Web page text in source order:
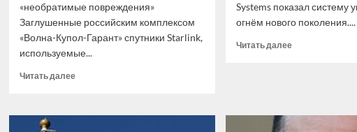
«необратимые повреждения»
Заглушенные российским комплексом
«Волна-Купол-Гарант» спутники Starlink,
используемые...
Читать далееПрочитать
Заглушенные
Systems показал систему
огнём нового поколения....
Читать далееПрочитать